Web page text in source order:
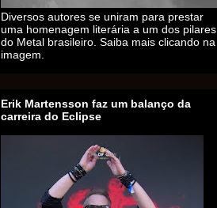
Diversos autores se uniram para prestar
uma homenagem literária a um dos pilares
do Metal brasileiro. Saiba mais clicando na
imagem.
Erik Martensson faz um balanço da
carreira do Eclipse